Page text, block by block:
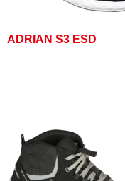
ADRIAN S3 ESD